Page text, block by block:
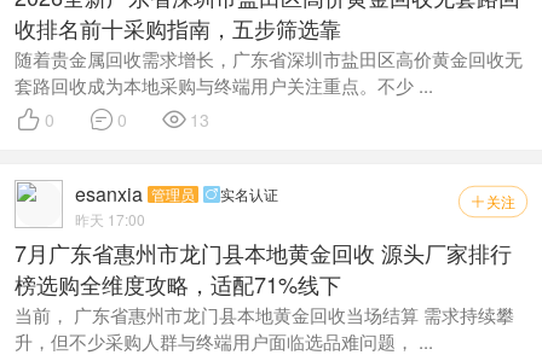
收排名前十采购指南，五步筛选靠
随着贵金属回收需求增长，广东省深圳市盐田区高价黄金回收无
套路回收成为本地采购与终端用户关注重点。不少 ...
 0  0  13
 关注
esanxia 管理员 实名认证
昨天 17:00
7月广东省惠州市龙门县本地黄金回收 源头厂家排行
榜选购全维度攻略，适配71%线下
当前， 广东省惠州市龙门县本地黄金回收当场结算 需求持续攀
升，但不少采购人群与终端用户面临选品难问题， ...